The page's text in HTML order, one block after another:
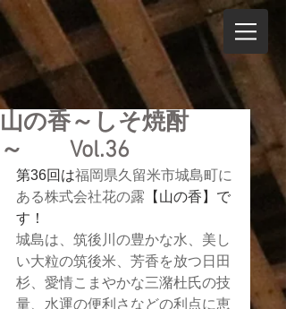
山の香～しそ焼酎
～ Vol.36
第36回は福岡県久留米市城島町に
ある株式会社花の露 【山の香】で
す！
城島は、筑後川の豊かな水、美し
い大粒の筑後米、芳香を放つ日田
杉、愛情こまやかな三潴杜氏の技
量、水運の便利さなどの利点に恵